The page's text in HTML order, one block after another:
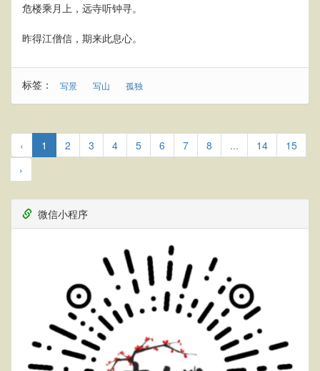
危楼乘月上，远寺听钟寻。
昨得江僧信，期来此息心。
标签： 写景 写山 孤独
‹ 1 2 3 4 5 6 7 8 ... 14
15
›
微信小程序